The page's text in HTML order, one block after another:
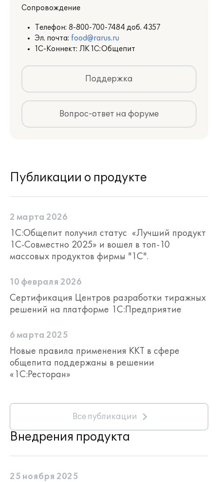
Сопровождение
Телефон: 8-800-700-7484 доб. 4357
Эл. почта: food@rarus.ru
1С-Коннект: ЛК 1С:Общепит
Поддержка
Вопрос-ответ на форуме
Публикации о продукте
2 марта 2026
1С:Общепит получил статус «Лучший продукт
1С-Совместно 2025» и вошел в топ-10
массовых продуктов фирмы "1С".
10 февраля 2026
Сертификация Центров разработки тиражных
решений на платформе 1С:Предприятие
6 марта 2025
Новые правила применения ККТ в сфере
общепита поддержаны в решении
«1С:Ресторан»
Все публикации
Внедрения продукта
25 ноября 2025